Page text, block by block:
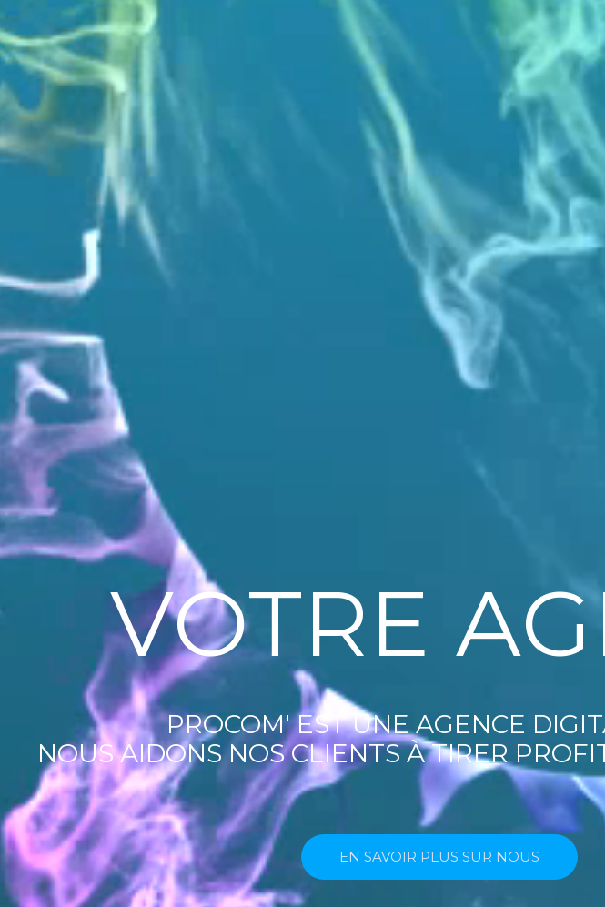
VOTRE
PROCOM' EST UNE AGENCE
NOUS AIDONS NOS CLIENTS À TIRER
EN SAVOIR PLUS SUR NOUS
VOTRE
PROCOM' EST UNE AGENCE
NOUS AIDONS NOS CLIENTS À TIRER
EN SAVOIR PLUS SUR NOUS